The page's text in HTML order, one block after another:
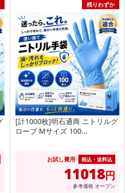
残りわずか
[計1000枚]明石通商 ニトリルグ
ローブ Mサイズ 100...
お試し費用 税込・送料込
11018円
参考価格 オープン